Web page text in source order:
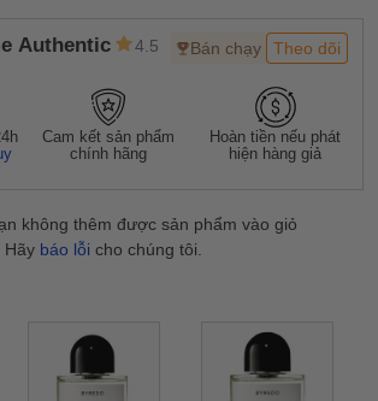
Authentic 4.5 Bán chạy Theo dõi
Cam kết sản phẩm
chính hãng
Hoàn tiền nếu phát
hiện hàng giả
không thêm được sản phẩm vào giỏ
Hãy báo lỗi cho chúng tôi.